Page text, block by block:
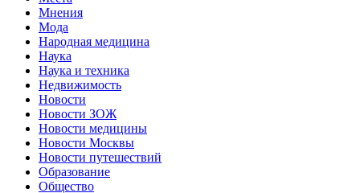
Мнения
Мода
Народная медицина
Наука
Наука и техника
Недвижимость
Новости
Новости ЗОЖ
Новости медицины
Новости Москвы
Новости путешествий
Образование
Общество